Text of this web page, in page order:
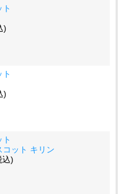
)
)
コット キリン
込)